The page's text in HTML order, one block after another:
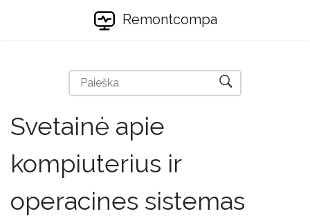
Remontcompa
Svetainė apie
kompiuterius ir
operacines sistemas